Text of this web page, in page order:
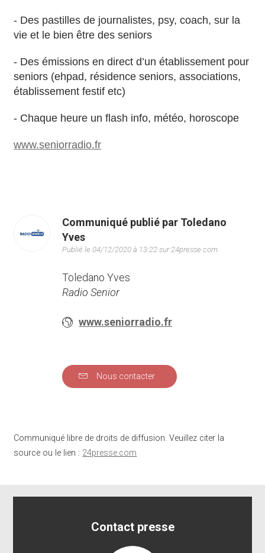
- Des pastilles de journalistes, psy, coach, sur la
vie et le bien être des seniors
- Des émissions en direct d’un établissement pour
seniors (ehpad, résidence seniors, associations,
établissement festif etc)
- Chaque heure un flash info, météo, horoscope
www.seniorradio.fr
Communiqué publié par Toledano
Yves
Publié le 04/12/2020 à 13:22 sur 24presse.com
Toledano Yves
Radio Senior
www.seniorradio.fr
Nous contacter
Communiqué libre de droits de diffusion. Veuillez citer la
source ou le lien : 24presse.com
Contact presse